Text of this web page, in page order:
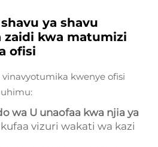
ya shavu
zaidi kwa matumizi
ofisi
kwenye ofisi
wa U unaofaa kwa njia ya
vizuri wakati wa kazi